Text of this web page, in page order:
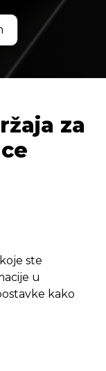
za
ste
u
kako